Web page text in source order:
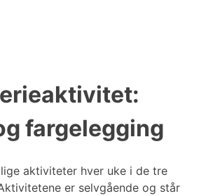
fargelegging
aktiviteter hver uke i de tre
er selvgående og står